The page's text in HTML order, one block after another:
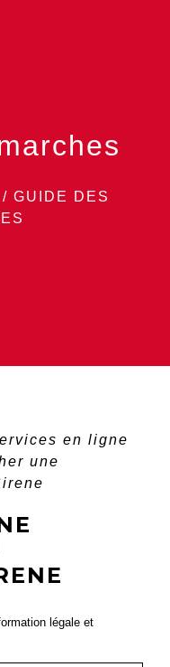
/ GUIDE DES
en ligne
une
légale et